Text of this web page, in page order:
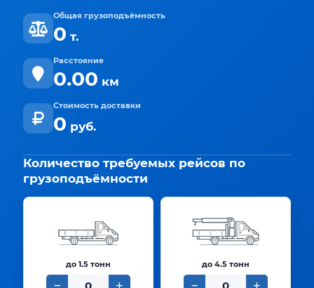
Общая грузоподъёмность
0 т.
Расстояние
0.00 км
Стоимость доставки
0 руб.
Количество требуемых рейсов по
грузоподъёмности
до 1.5 тонн до 4.5 тонн